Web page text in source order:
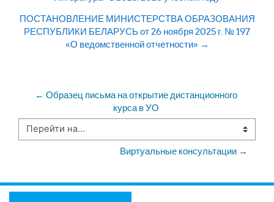
ПОСТАНОВЛЕНИЕ МИНИСТЕРСТВА ОБРАЗОВАНИЯ
РЕСПУБЛИКИ БЕЛАРУСЬ от 26 ноября 2025 г. № 197
«О ведомственной отчетности» →
← Образец письма на открытие дистанционного
курса в УО
Перейти на...
Виртуальные консультации →